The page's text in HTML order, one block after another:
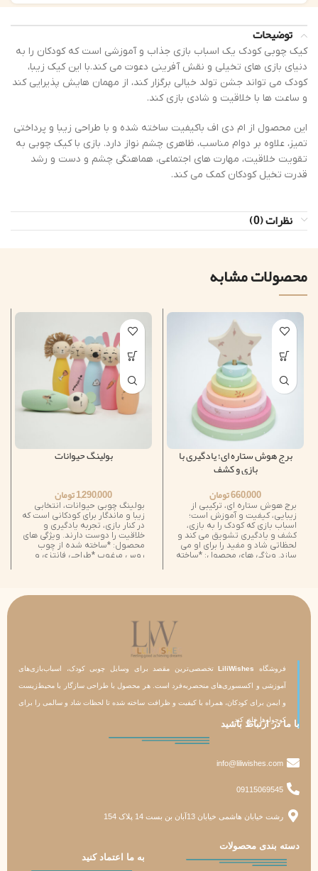
توضیحات
کیک چوبی کودک یک اسباب بازی جذاب و آموزشی است که کودکان را به
دنیای بازی های تخیلی و نقش آفرینی دعوت می کند.با این کیک زیبا،
کودک می تواند جشن تولد خیالی برگزار کند، از مهمان هایش پذیرایی کند
و ساعت ها با خلاقیت و شادی بازی کند.
این محصول از ام دی اف باکیفیت ساخته شده و با طراحی زیبا و پرداختی
تمیز، علاوه بر دوام مناسب، ظاهری چشم نواز دارد. بازی با کیک چوبی به
تقویت خلاقیت، مهارت های اجتماعی، هماهنگی چشم و دست و رشد
قدرت تخیل کودکان کمک می کند.
نظرات (0)
محصولات مشابه
برج هوش ستاره ای؛ یادگیری با
بازی و کشف
660,000تومان
برج هوش ستاره ای، ترکیبی از
زیبایی، کیفیت و آموزش است؛
اسباب بازی که کودک را به بازی،
کشف و یادگیری تشویق می کند و
لحظاتی شاد و مفید را برای او می
سازد. ویژگی های محصول: *ساخته
برای کودکان *کمک به تقویت
بولینگ حیوانات
1,290,000تومان
بولینگ چوبی حیوانات، انتخابی
زیبا و ماندگار برای کودکانی است که
در کنار بازی، تجربه یادگیری و
خلاقیت را دوست دارند. ویژگی های
محصول: *ساخته شده از چوب
روس مرغوب *طراحی فانتزی و
رشد مهارت های حرکتی کودک
فروشگاه LiliWishesتخصصی‌ترین مقصد برای وسایل چوبی کودک، اسباب‌بازی‌های
آموزشی و اکسسوری‌های منحصربه‌فرد است. هر محصول با طراحی سازگار با محیط‌زیست
و ایمن برای کودکان، همراه با کیفیت و ظرافت ساخته شده تا لحظات شاد و سالمی را برای
کوچولوها خلق کند.
با ما در ارتباط باشید
info@liliwishes.com
09115069545
رشت خیابان هاشمی خیابان 13آبان بن بست 14 پلاک 154
دسته‌ بندی محصولات
به ما اعتماد کنید